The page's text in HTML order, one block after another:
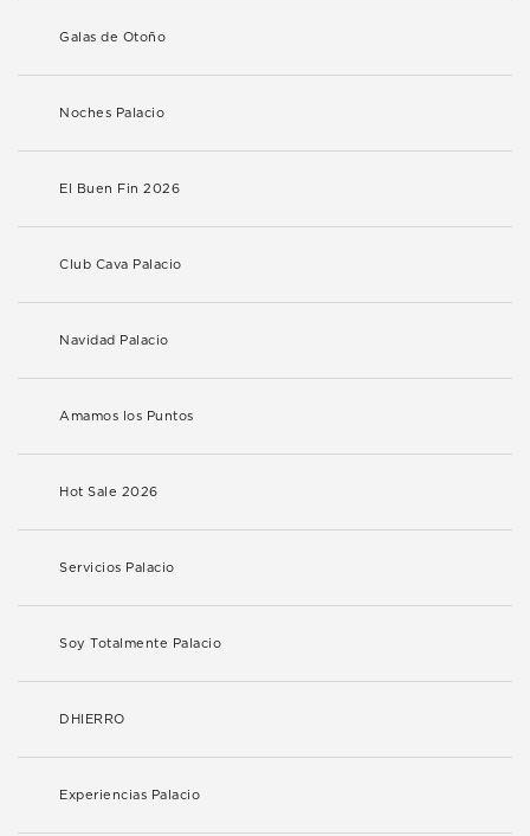
Galas de Otoño
Noches Palacio
El Buen Fin 2026
Club Cava Palacio
Navidad Palacio
Amamos los Puntos
Hot Sale 2026
Servicios Palacio
Soy Totalmente Palacio
DHIERRO
Experiencias Palacio